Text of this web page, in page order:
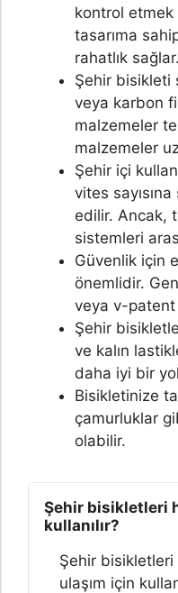
kontrol etmek
tasarıma
rahatlık sağlar.
Şehir bisikleti
veya karbon
malzemeler
malzemeler
Şehir içi
vites
edilir. Ancak,
sistemleri
Güvenlik için
önemlidir.
veya v-
Şehir
ve kalın
daha iyi bir
Bisikletinize
çamurluklar
olabilir.
Şehir bisikletleri
kullanılır?
Şehir
ulaşım için